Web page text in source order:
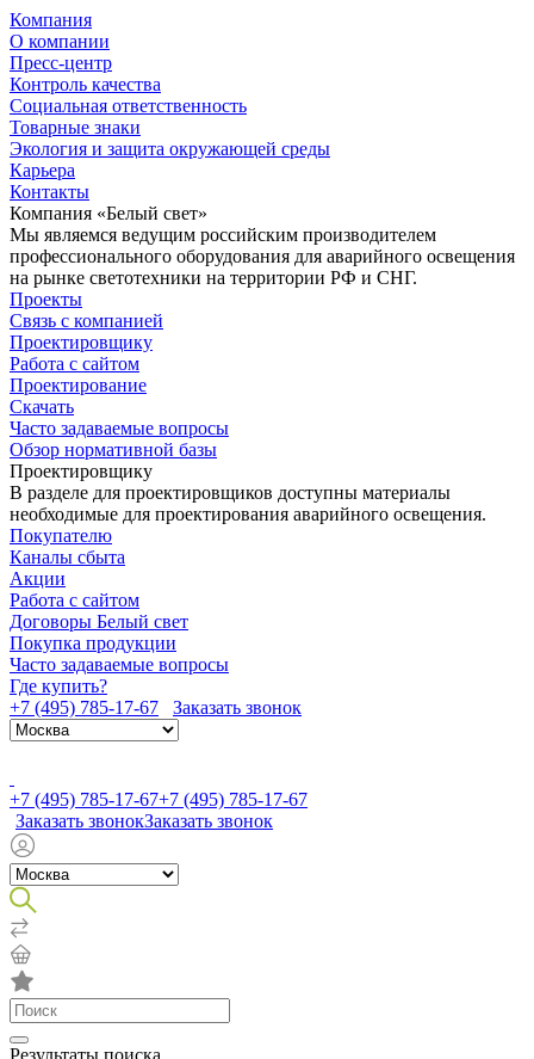
Компания
О компании
Пресс-центр
Контроль качества
Социальная ответственность
Товарные знаки
Экология и защита окружающей среды
Карьера
Контакты
Компания «Белый свет»
Мы являемся ведущим российским производителем
профессионального оборудования для аварийного освещения
на рынке светотехники на территории РФ и СНГ.
Проекты
Связь с компанией
Проектировщику
Работа с сайтом
Проектирование
Скачать
Часто задаваемые вопросы
Обзор нормативной базы
Проектировщику
В разделе для проектировщиков доступны материалы
необходимые для проектирования аварийного освещения.
Покупателю
Каналы сбыта
Акции
Работа с сайтом
Договоры Белый свет
Покупка продукции
Часто задаваемые вопросы
Где купить?
+7 (495) 785-17-67
Заказать звонок
+7 (495) 785-17-67+7 (495) 785-17-67
Заказать звонокЗаказать звонок
Результаты поиска